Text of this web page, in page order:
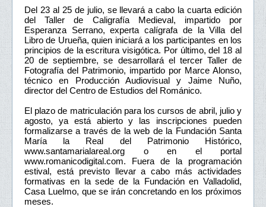
Del 23 al 25 de julio, se llevará a cabo la cuarta edición
del Taller de Caligrafía Medieval, impartido por
Esperanza Serrano, experta calígrafa de la Villa del
Libro de Urueña, quien iniciará a los participantes en los
principios de la escritura visigótica. Por último, del 18 al
20 de septiembre, se desarrollará el tercer Taller de
Fotografía del Patrimonio, impartido por Marce Alonso,
técnico en Producción Audiovisual y Jaime Nuño,
director del Centro de Estudios del Románico.
El plazo de matriculación para los cursos de abril, julio y
agosto, ya está abierto y las inscripciones pueden
formalizarse a través de la web de la Fundación Santa
María la Real del Patrimonio Histórico,
www.santamarialareal.org o en el portal
www.romanicodigital.com. Fuera de la programación
estival, está previsto llevar a cabo más actividades
formativas en la sede de la Fundación en Valladolid,
Casa Luelmo, que se irán concretando en los próximos
meses.